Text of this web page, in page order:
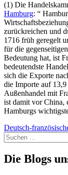
(1) Die
Hamburg: “
zurückreichen und
1716 früh geregelt
für die
Bedeutung hat, ist
bedeutendste
sich die Exporte
die Importe auf
Außenhandel mit
ist damit vor China,
Hamburgs
Deutsch-
Suche
nach:
Die Blogs